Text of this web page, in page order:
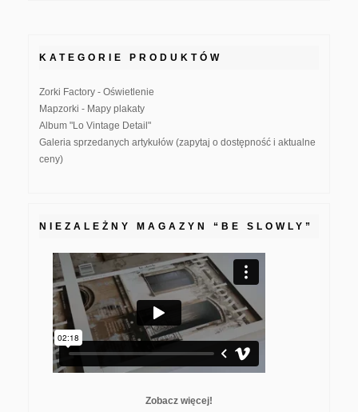
KATEGORIE PRODUKTÓW
Zorki Factory - Oświetlenie
Mapzorki - Mapy plakaty
Album "Lo Vintage Detail"
Galeria sprzedanych artykułów (zapytaj o dostępność i aktualne
ceny)
NIEZALEŻNY MAGAZYN “BE SLOWLY”
Zobacz więcej!